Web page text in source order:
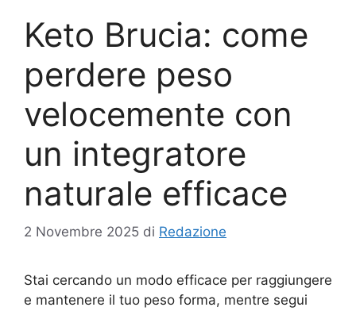
Keto Brucia: come
perdere peso
velocemente con
un integratore
naturale efficace
2 Novembre 2025 di Redazione
Stai cercando un modo efficace per raggiungere
e mantenere il tuo peso forma, mentre segui